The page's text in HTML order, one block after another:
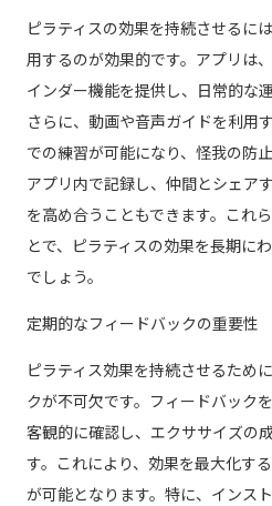
ピラティスの効果を持続させるに
用するのが効果的です。アプリは
インダー機能を提供し、日常的な
さらに、動画や音声ガイドを利用
での練習が可能になり、怪我の防
アプリ内で記録し、仲間とシェア
を高め合うこともできます。これ
とで、ピラティスの効果を長期に
でしょう。
定期的なフィードバックの重要性
ピラティス効果を持続させるため
クが不可欠です。フィードバック
客観的に確認し、エクササイズの
す。これにより、効果を最大化す
が可能となります。特に、インス